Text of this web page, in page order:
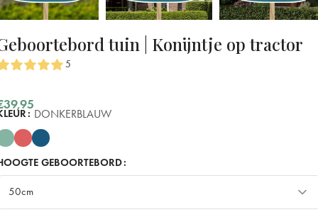
tuin | Konijntje op tractor
5
39,95
DONKERBLAUW
GEBOORTEBORD
50cm